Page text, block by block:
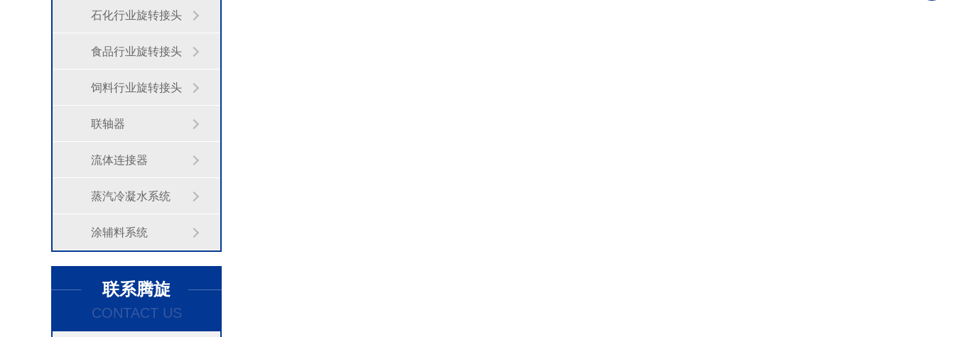
石化行业旋转接头
食品行业旋转接头
饲料行业旋转接头
联轴器
流体连接器
蒸汽冷凝水系统
涂辅料系统
联系腾旋
CONTACT US